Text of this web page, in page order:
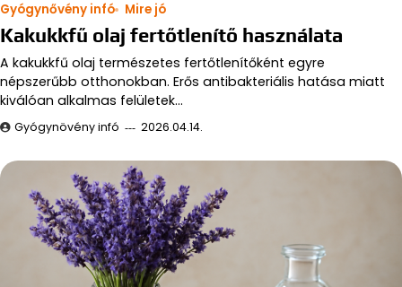
Gyógynővény infó Mire jó
Kakukkfű olaj fertőtlenítő használata
A kakukkfű olaj természetes fertőtlenítőként egyre
népszerűbb otthonokban. Erős antibakteriális hatása miatt
kiválóan alkalmas felületek…
Gyógynövény infó 2026.04.14.